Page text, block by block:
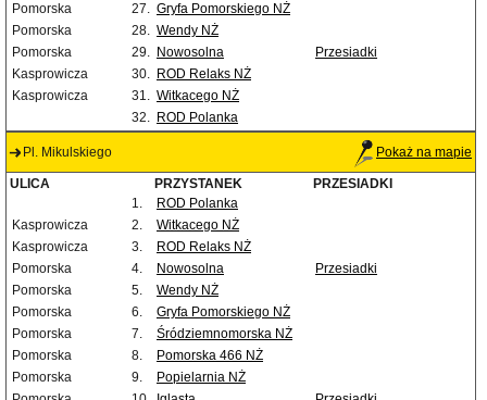
Pomorska
27. Gryfa Pomorskiego NŻ
Pomorska
28. Wendy NŻ
Pomorska
29. Nowosolna
Przesiadki
Kasprowicza
30. ROD Relaks NŻ
Kasprowicza
31. Witkacego NŻ
32. ROD Polanka
Pl. Mikulskiego Pokaż na mapie
ULICA PRZYSTANEK
PRZESIADKI
1.
ROD Polanka
Kasprowicza
2.
Witkacego NŻ
Kasprowicza
3.
ROD Relaks NŻ
Pomorska
4. Nowosolna
Przesiadki
Pomorska
5.
Wendy NŻ
Pomorska
6.
Gryfa Pomorskiego NŻ
Pomorska
7.
Śródziemnomorska NŻ
Pomorska
8.
Pomorska 466 NŻ
Pomorska
9.
Popielarnia NŻ